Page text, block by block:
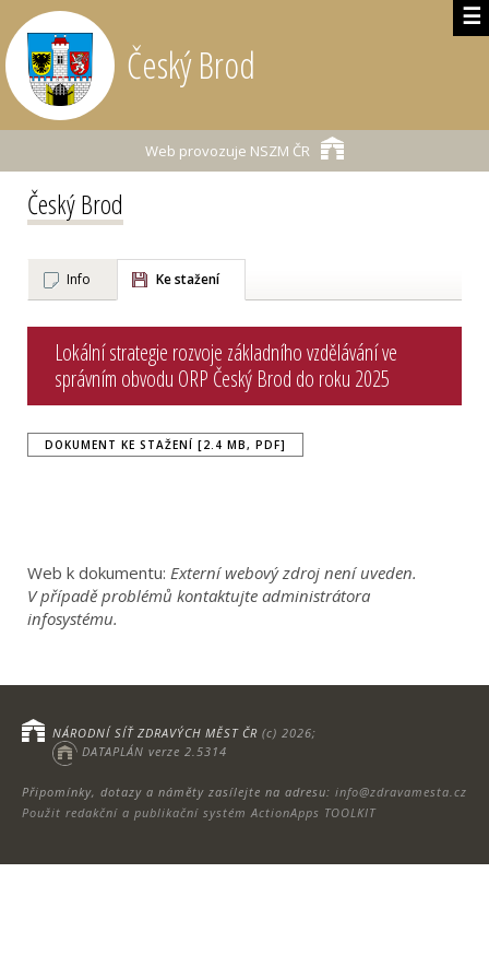
☰
Český Brod
Web provozuje NSZM ČR
Český Brod
Info Ke stažení
Lokální strategie rozvoje základního vzdělávání ve
správním obvodu ORP Český Brod do roku 2025
DOKUMENT KE STAŽENÍ [2.4 MB, PDF]
Web k dokumentu: Externí webový zdroj není uveden.
V případě problémů kontaktujte administrátora
infosystému.
Připomínky, dotazy a náměty zasílejte na adresu: info@zdravamesta.cz
Použit redakční a publikační systém ActionApps TOOLKIT
NÁRODNÍ SÍŤ ZDRAVÝCH MĚST ČR (c) 2026;
DATAPLÁN verze 2.5314